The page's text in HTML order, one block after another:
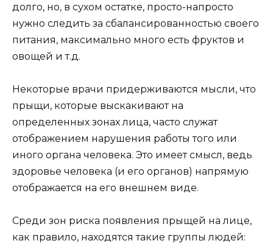
долго, но, в сухом остатке, просто-напросто
нужно следить за сбалансированностью своего
питания, максимально много есть фруктов и
овощей и т.д.
Некоторые врачи придерживаются мысли, что
прыщи, которые выскакивают на
определенных зонах лица, часто служат
отображением нарушения работы того или
иного органа человека. Это имеет смысл, ведь
здоровье человека (и его органов) напрямую
отображается на его внешнем виде.
Среди зон риска появления прыщей на лице,
как правило, находятся такие группы людей: